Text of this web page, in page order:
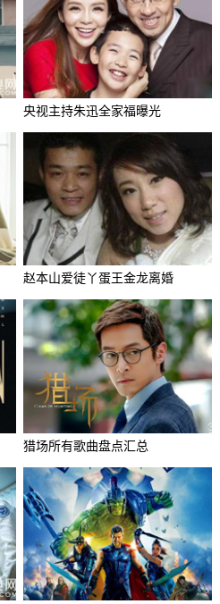
央视主持朱迅全家福曝光
赵本山爱徒丫蛋王金龙离婚
猎场所有歌曲盘点汇总